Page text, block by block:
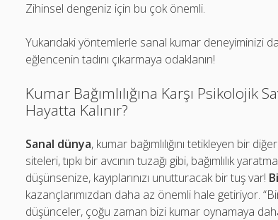
Zihinsel dengeniz için bu çok önemli.
Yukarıdaki yöntemlerle sanal kumar deneyiminizi
eğlencenin tadını çıkarmaya odaklanın!
Kumar Bağımlılığına Karşı Psikolojik
Hayatta Kalınır?
Sanal dünya, kumar bağımlılığını tetikleyen bir
siteleri, tıpkı bir avcının tuzağı gibi, bağımlılık
düşünsenize, kayıplarınızı unutturacak bir tuş var!
kazançlarımızdan daha az önemli hale getiriyor.
düşünceler, çoğu zaman bizi kumar oynamaya